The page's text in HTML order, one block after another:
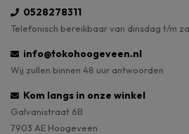
0528278311
Telefonisch bereikbaar van dinsdag t/m
info@tokohoogeveen.nl
Wij zullen binnen 48 uur antwoorden
Kom langs in onze winkel
Galvanistraat 6B
7903 AE Hoogeveen